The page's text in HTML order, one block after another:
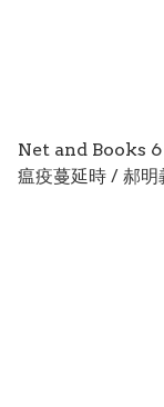
Net and Books 6
瘟疫蔓延時